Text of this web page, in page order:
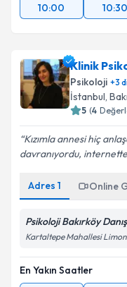
10:00 10:30
Klinik
Psikoloji +3
İstanbul,
5 (4
Kızımla annesi hiç
davranıyordu,
Adres 1 Online
Psikoloji Bakırköy
Kartaltepe Mahallesi
En Yakın Saatler